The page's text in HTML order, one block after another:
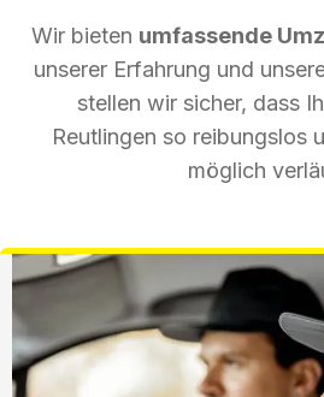
Wir bieten umfassende
unserer Erfahrung und
stellen wir sicher, dass
Reutlingen so reibungslos
möglich